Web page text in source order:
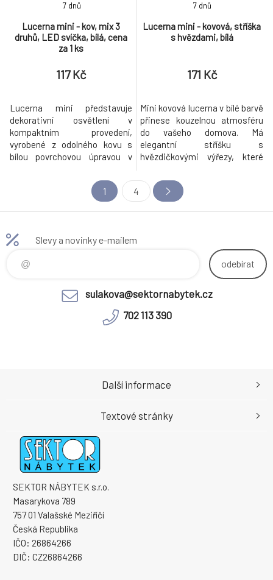
Lucerna mini - kov, mix 3
druhů, LED svíčka, bílá, cena
za 1 ks
7 dnů
117 Kč
Lucerna mini představuje
dekorativní osvětlení v
kompaktním provedení,
vyrobené z odolného kovu s
bílou povrchovou úpravou v
zdobený originálním výřezem s
motivem vánočního stromku,
anděla nebo jelena, které
k atmosféře tepla a tradice.
Lucerna mini - kovová, stříška
s hvězdami, bílá
7 dnů
171 Kč
Mini kovová lucerna v bílé barvě
přinese kouzelnou atmosféru
do vašeho domova. Má
elegantní stříšku s
hvězdičkovými výřezy, které
postavit na stůl nebo zavěsit,
takže skvěle doplní jakýkoli
prostor. Ideální pro menší
1 4
Slevy a novinky e-mailem
odebírat
sulakova@sektornabytek.cz
702 113 390
SEKTOR NÁBYTEK s.r.o.
Masarykova 789
757 01 Valašské Meziříčí
Česká Republika
IČO: 26864266
DIČ: CZ26864266
Další informace
Textové stránky